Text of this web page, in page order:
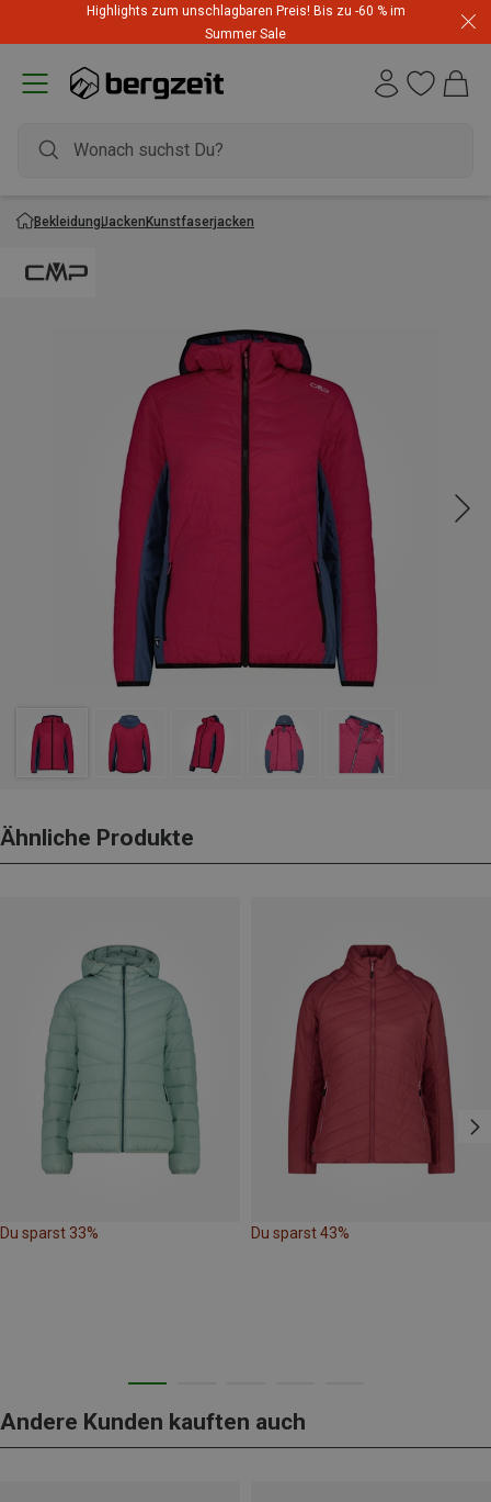
Highlights zum unschlagbaren Preis! Bis zu -60 % im
Summer Sale
BekleidungJackenKunstfaserjacken
Ähnliche Produkte
Du sparst 33% Du sparst 43%
Andere Kunden kauften auch